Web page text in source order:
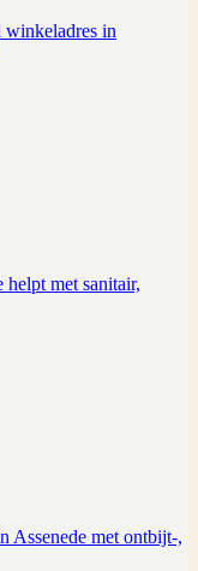
winkeladres in
met sanitair,
Assenede met ontbijt-,